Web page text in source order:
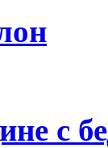
с